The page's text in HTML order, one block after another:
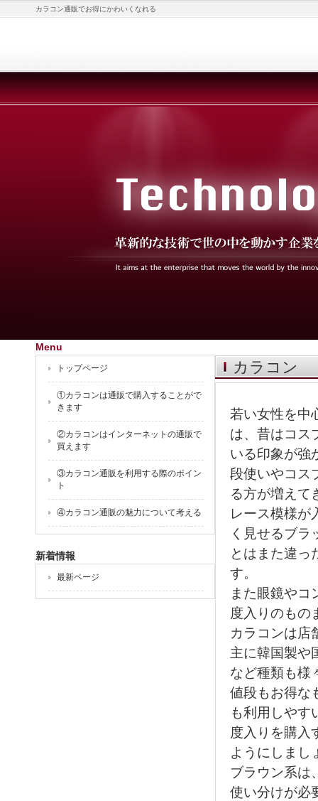
カラコン通販でお得にかわいくなれる
カラコン
若い女性を中
は、昔はコス
いる印象が強
段使いやコス
る方が増えて
レース模様が
く見せるブ
とはまた違っ
す。
また眼鏡やコ
度入りのもの
カラコンは店
主に韓国製や
など種類も様
値段もお得な
も利用しやす
度入りを購入
ようにしまし
ブラウン系は
使い分けが必
Menu
トップページ
①カラコンは通販で購入することがで
きます
②カラコンはインターネットの通販で
買えます
③カラコン通販を利用する際のポイン
ト
④カラコン通販の魅力について考える
新着情報
最新ページ